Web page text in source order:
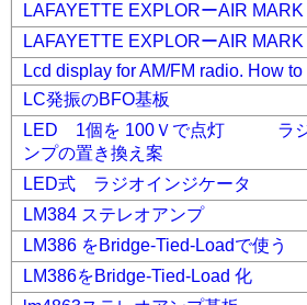
LAFAYETTE EXPLORーAIR MARK
LAFAYETTE EXPLORーAIR
Lcd display for AM/FM radio. How to
LC発振のBFO基板
LED 1個を 100Ｖで点灯 ラジ
ンプの置き換え案
LED式 ラジオインジケータ
LM384 ステレオアンプ
LM386 をBridge-Tied-Loadで使う
LM386をBridge-Tied-Load 化